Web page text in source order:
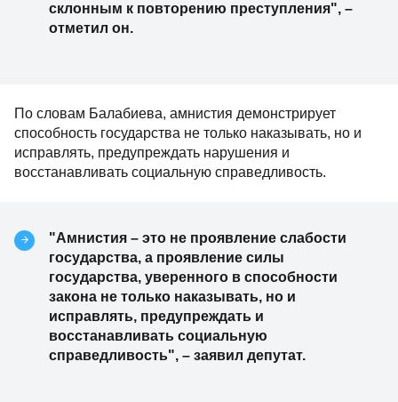
склонным к повторению преступления", –
отметил он.
По словам Балабиева, амнистия демонстрирует
способность государства не только наказывать, но и
исправлять, предупреждать нарушения и
восстанавливать социальную справедливость.
"Амнистия – это не проявление слабости
государства, а проявление силы
государства, уверенного в способности
закона не только наказывать, но и
исправлять, предупреждать и
восстанавливать социальную
справедливость", – заявил депутат.